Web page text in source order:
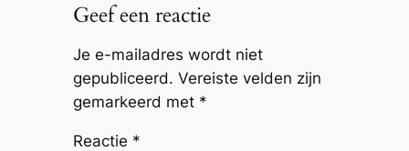
Geef een reactie
Je e-mailadres wordt niet
gepubliceerd. Vereiste velden zijn
gemarkeerd met *
Reactie *